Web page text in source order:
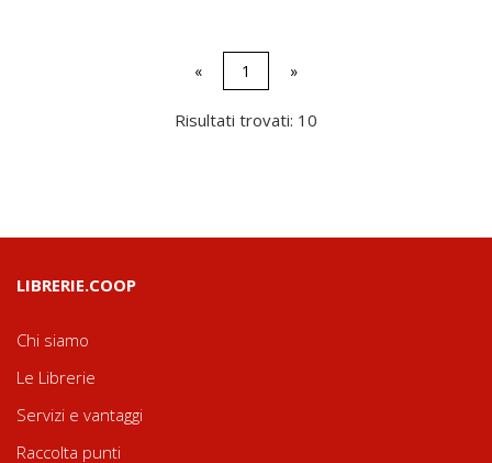
« 1 »
Risultati trovati: 10
LIBRERIE.COOP
Chi siamo
Le Librerie
Servizi e vantaggi
Raccolta punti